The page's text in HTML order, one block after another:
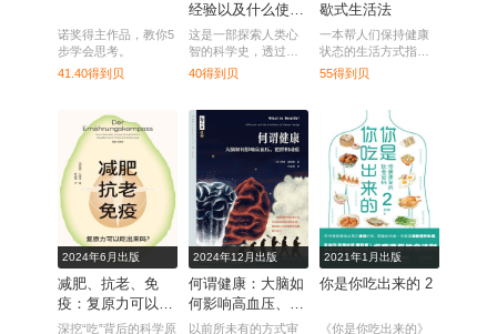
诺奖得主作品，教你5
步学会思考。
41.40得到贝
经验以及什么使我
们成为人
这是一部探索人类心
智的科学史，透过基
因科学回顾两百年先
40得到贝
歇式生活法
一本帮人们保持健康
状态的生活方式指导
小书。
55得到贝
2024年6月出版
减肥、抗老、免
疫：复原力可以吃
出来吗？
深挖“吃”背后的科学原
2024年12月出版
何谓健康：大脑如
何影响高血压、肥
胖和成瘾
以前所未有的方式审
2021年1月出版
你是你吃出来的 2
《你是你吃出来的》